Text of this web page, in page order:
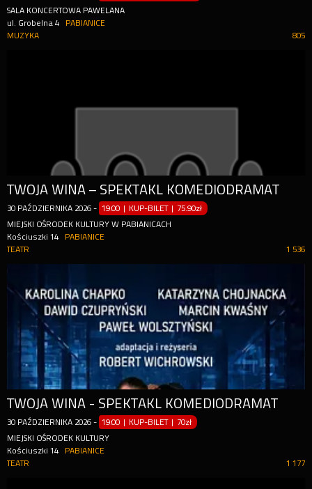
SALA KONCERTOWA PAWELANA
ul. Grobelna 4
PABIANICE
805
MUZYKA
TWOJA WINA – SPEKTAKL KOMEDIODRAMAT
30 PAŹDZIERNIKA 2026 - 19:00 | KUP-BILET | 75.90zł
MIEJSKI OŚRODEK KULTURY W PABIANICACH
Kościuszki 14
PABIANICE
1 536
TEATR
TWOJA WINA - SPEKTAKL KOMEDIODRAMAT
30 PAŹDZIERNIKA 2026 - 19:00 | KUP-BILET | 70zł
MIEJSKI OŚRODEK KULTURY
Kościuszki 14
PABIANICE
1 177
TEATR